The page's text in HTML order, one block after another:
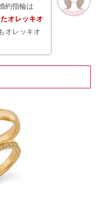
約指輪は
オレッキオ
オレッキオ